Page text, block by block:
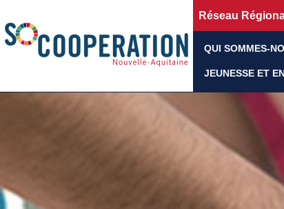
Réseau
QUI SOMMES-
JEUNESSE ET